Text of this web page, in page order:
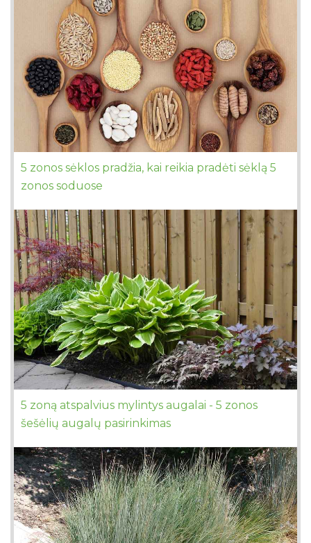
5 zonos sėklos pradžia, kai reikia pradėti sėklą 5
zonos soduose
5 zoną atspalvius mylintys augalai - 5 zonos
šešėlių augalų pasirinkimas